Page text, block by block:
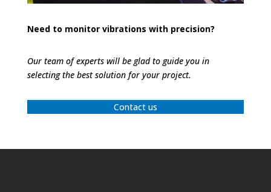
Need to monitor vibrations with precision?
Our team of experts will be glad to guide you in
selecting the best solution for your project.
Contact us